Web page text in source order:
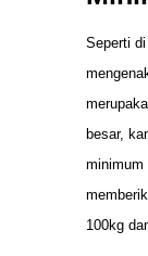
Seperti
besar,
minimum
100kg